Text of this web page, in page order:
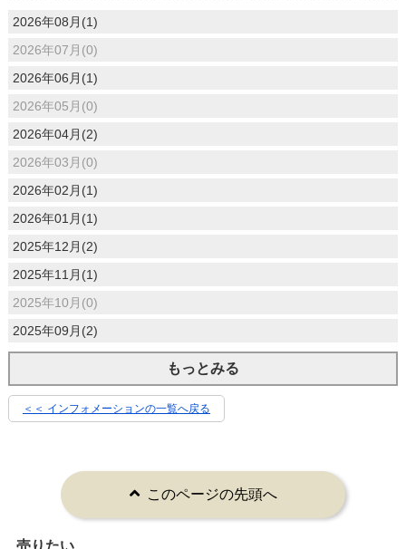
2026年08月(1)
2026年07月(0)
2026年06月(1)
2026年05月(0)
2026年04月(2)
2026年03月(0)
2026年02月(1)
2026年01月(1)
2025年12月(2)
2025年11月(1)
2025年10月(0)
2025年09月(2)
もっとみる
＜＜ インフォメーションの一覧へ戻る
このページの先頭へ
売りたい